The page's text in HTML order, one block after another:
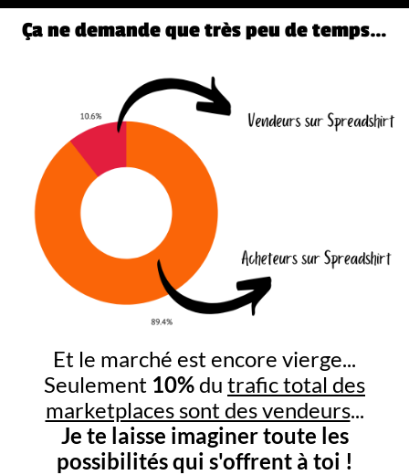
Ça ne demande que très peu de temps…
Et le marché est encore vierge...
Seulement 10%du trafic total des
marketplaces sont des vendeurs...
Je te laisse imaginer toute les
possibilités qui s'offrent à toi !